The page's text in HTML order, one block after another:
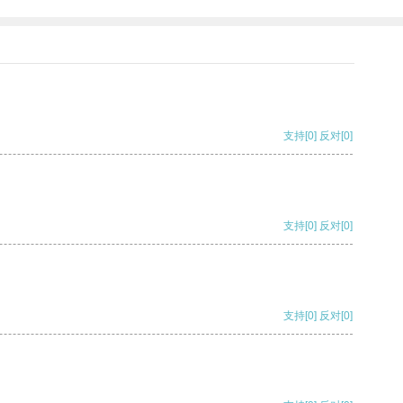
支持[0] 反对[0]
支持[0] 反对[0]
支持[0] 反对[0]